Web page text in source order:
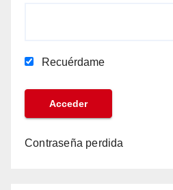
Recuérdame
Contraseña perdida